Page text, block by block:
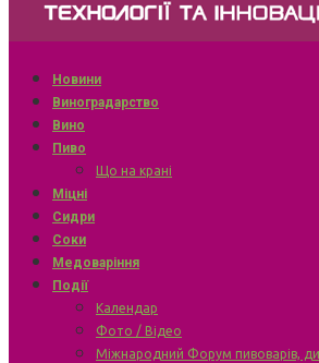
Новини
Виноградарство
Вино
Пиво
Що на крані
Міцні
Сидри
Соки
Медоваріння
Події
Календар
Фото / Відео
Міжнародний Форум пивоварів,